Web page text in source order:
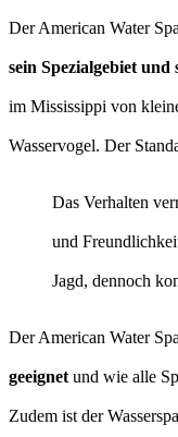
Der American Water
sein Spezialgebiet und
im Mississippi von
Wasservogel. Der
Das Verhalten
und
Jagd, dennoch
Der American Water
geeignet und wie alle
Zudem ist der